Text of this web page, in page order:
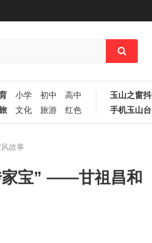
小学 初中
高中
文化 旅游 红色
玉山之窗
手机玉山台
故事
家宝” ——甘祖昌和